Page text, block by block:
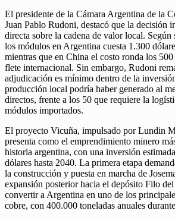
El presidente de la Cámara Argentina de la
Juan Pablo Rudoni, destacó que la decisión
directa sobre la cadena de valor local.
los módulos en Argentina cuesta 1.300
mientras que en China el costo ronda los
flete internacional. Sin embargo, Rudoni
adjudicación es mínimo dentro de la
producción local podría haber generado al
directos, frente a los 50 que requiere la
módulos importados.
El proyecto Vicuña, impulsado por Lundin
presenta como el emprendimiento minero
historia argentina, con una inversión
dólares hasta 2040. La primera etapa
la construcción y puesta en marcha de
expansión posterior hacia el depósito Filo
convertir a Argentina en uno de los
cobre, con 400.000 toneladas anuales